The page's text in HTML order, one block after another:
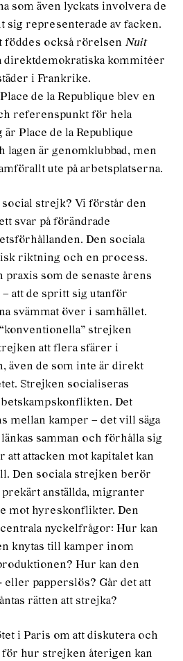
som även lyckats involvera de
sig representerade av facken.
föddes också rörelsen Nuit
direktdemokratiska kommitéer
i Frankrike.
de la Republique blev en
referenspunkt för hela
Place de la Republique
lagen är genomklubbad, men
ute på arbetsplatserna.
social strejk? Vi förstår den
svar på förändrade
Den sociala
riktning och en process.
praxis som de senaste årens
att de spritt sig utanför
svämmat över i samhället.
strejken
att flera sfärer i
även de som inte är direkt
Strejken socialiseras
Det
mellan kamper – det vill säga
samman och förhålla sig
att attacken mot kapitalet kan
Den sociala strejken berör
anställda, migranter
mot hyreskonflikter. Den
nyckelfrågor: Hur kan
knytas till kamper inom
Hur kan den
eller papperslös? Går det att
rätten att strejka?
i Paris om att diskutera och
för hur strejken återigen kan